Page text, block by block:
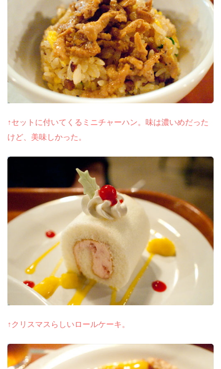
↑セットに付いてくるミニチャーハン。味は濃いめだった
けど、美味しかった。
↑クリスマスらしいロールケーキ。